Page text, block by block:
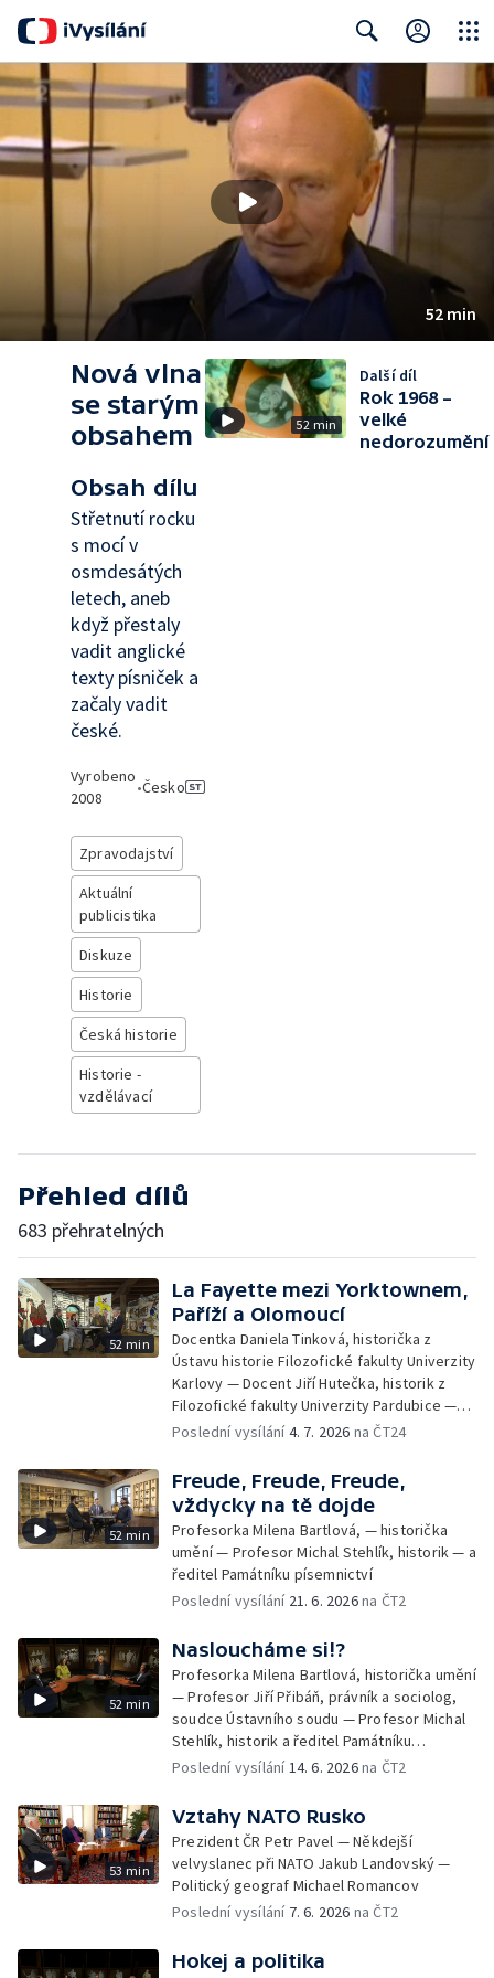
Search Close
52 min
Nová vlna
se starým
obsahem
Obsah dílu
Střetnutí rocku
s mocí v
osmdesátých
letech, aneb
když přestaly
vadit anglické
texty písniček a
začaly vadit
české.
Vyrobeno
2008
•Česko
Zpravodajství
Aktuální
publicistika
Diskuze
Historie
Česká historie
Historie -
vzdělávací
52 min
Další díl
Rok 1968 –
velké
nedorozumění
Přehled dílů
683 přehratelných
52 min
La Fayette mezi Yorktownem,
Paříží a Olomoucí
Docentka Daniela Tinková, historička z
Ústavu historie Filozofické fakulty Univerzity
Karlovy — Docent Jiří Hutečka, historik z
Filozofické fakulty Univerzity Pardubice —
Doktor Jiří Pondělíček, historik z University
Poslední vysílání4. 7. 2026 na ČT24
52 min
Freude, Freude, Freude,
vždycky na tě dojde
Profesorka Milena Bartlová, — historička
umění — Profesor Michal Stehlík, historik — a
ředitel Památníku písemnictví
Poslední vysílání 21. 6. 2026na ČT2
52 min
Nasloucháme si!?
Profesorka Milena Bartlová, historička umění
— Profesor Jiří Přibáň, právník a sociolog,
soudce Ústavního soudu — Profesor Michal
Stehlík, historik a ředitel Památníku
písemnictví
Poslední vysílání14. 6. 2026na ČT2
53 min
Vztahy NATO Rusko
Prezident ČR Petr Pavel — Někdejší
velvyslanec při NATO Jakub Landovský —
Politický geograf Michael Romancov
Poslední vysílání 7. 6. 2026 na ČT2
Hokej a politika